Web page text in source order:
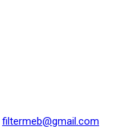
filtermeb@gmail.com